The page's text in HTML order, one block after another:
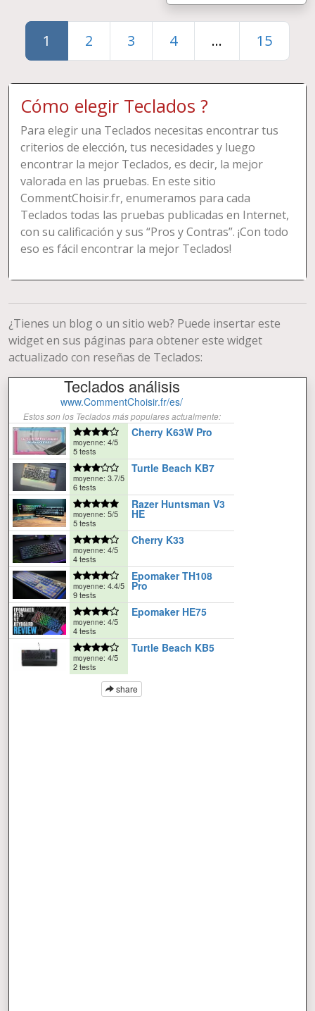
1 2 3 4 ... 15
Cómo elegir Teclados ?
Para elegir una Teclados necesitas encontrar tus
criterios de elección, tus necesidades y luego
encontrar la mejor Teclados, es decir, la mejor
valorada en las pruebas. En este sitio
CommentChoisir.fr, enumeramos para cada
Teclados todas las pruebas publicadas en Internet,
con su calificación y sus “Pros y Contras”. ¡Con todo
eso es fácil encontrar la mejor Teclados!
¿Tienes un blog o un sitio web? Puede insertar este
widget en sus páginas para obtener este widget
actualizado con reseñas de Teclados: